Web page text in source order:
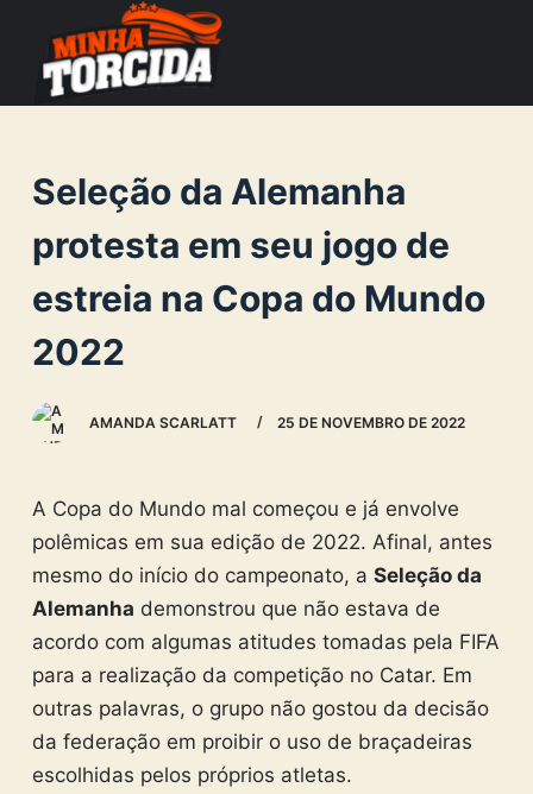
o
o
n
e
Seleção da Alemanha
protesta em seu jogo de
estreia na Copa do Mundo
2022
AMANDA SCARLATT 25 DE NOVEMBRO DE 2022
A Copa do Mundo mal começou e já envolve
polêmicas em sua edição de 2022. Afinal, antes
mesmo do início do campeonato, a Seleção da
Alemanha demonstrou que não estava de
acordo com algumas atitudes tomadas pela FIFA
para a realização da competição no Catar. Em
outras palavras, o grupo não gostou da decisão
da federação em proibir o uso de braçadeiras
escolhidas pelos próprios atletas.